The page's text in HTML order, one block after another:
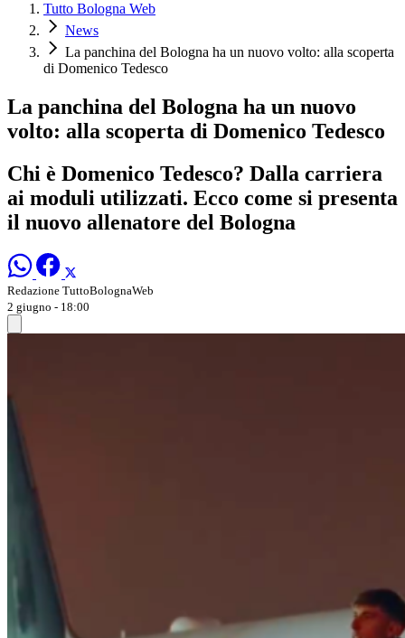
Tutto Bologna Web
News
La panchina del Bologna ha un nuovo volto: alla scoperta
di Domenico Tedesco
La panchina del Bologna ha un nuovo
volto: alla scoperta di Domenico Tedesco
Chi è Domenico Tedesco? Dalla carriera
ai moduli utilizzati. Ecco come si presenta
il nuovo allenatore del Bologna
Redazione TuttoBolognaWeb
2 giugno - 18:00